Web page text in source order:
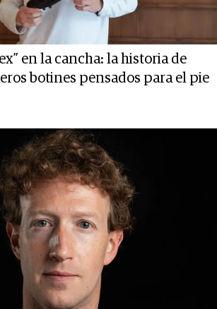
en la cancha: la historia de
botines pensados para el pie